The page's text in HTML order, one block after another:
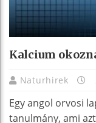
Kalcium
Naturhirek
Egy angol orvosi
tanulmány, ami